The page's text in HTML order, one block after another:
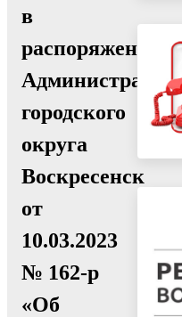
в
распоряжение
Администрации
городского
округа
Воскресенск
от
10.03.2023
№ 162-р
«Об